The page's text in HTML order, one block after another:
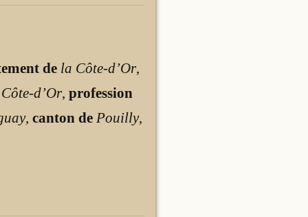
de la Côte-d’Or,
d’Or, profession
, canton de Pouilly,